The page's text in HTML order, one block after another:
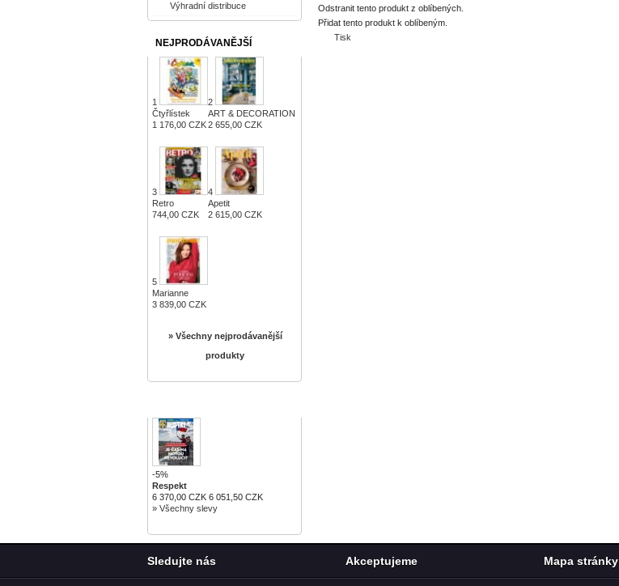
Výhradní distribuce
NEJPRODÁVANĚJŠÍ
1
Čtyřlístek
1 176,00 CZK
2
ART & DECORATION
2 655,00 CZK
3
Retro
744,00 CZK
4
Apetit
2 615,00 CZK
5
Marianne
3 839,00 CZK
» Všechny nejprodávanější
produkty
-5%
Respekt
6 370,00 CZK 6 051,50 CZK
» Všechny slevy
Odstranit tento produkt z oblíbených.
Přidat tento produkt k oblíbeným.
Tisk
Sledujte nás Akceptujeme Mapa stránky